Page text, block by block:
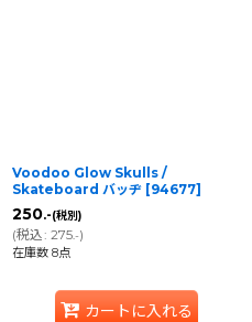
Voodoo Glow Skulls /
Skateboard バッヂ [94677]
250.-(税別)
(税込: 275.-)
在庫数 8点
カートに入れる